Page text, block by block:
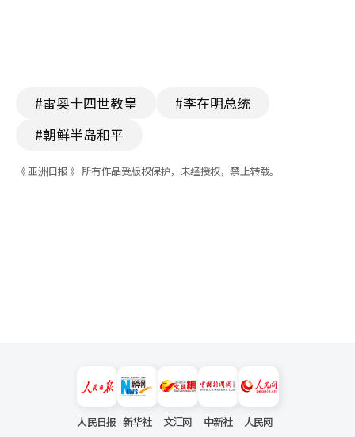
#雷奥十四世教皇
#李在明总统
#朝鲜半岛和平
《 亚洲日报 》 所有作品受版权保护，未经授权，禁止转载。
人民日报 新华社 文汇网 中新社 人民网